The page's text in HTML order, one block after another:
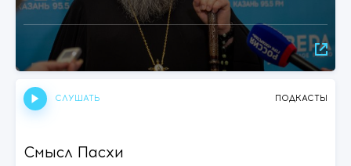
СЛУШАТЬ ПОДКАСТЫ
Смысл Пасхи